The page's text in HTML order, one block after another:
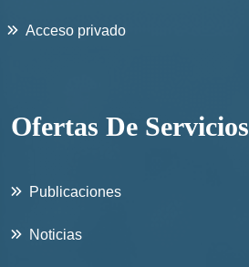
Acceso privado
Ofertas De Servicios
Publicaciones
Noticias